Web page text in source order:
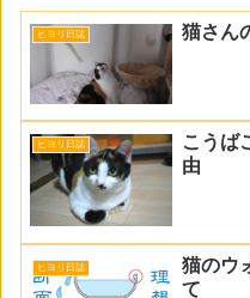
ヒヨリ日誌 猫さん
ヒヨリ日誌
こうば
由
ヒヨリ日誌
猫のウ
て